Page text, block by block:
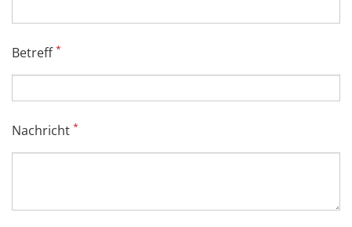
Betreff*
Nachricht *